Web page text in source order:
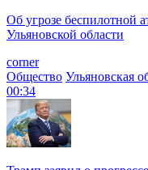
Об угрозе беспилотной
Ульяновской области
corner
Общество Ульяновская
00:34